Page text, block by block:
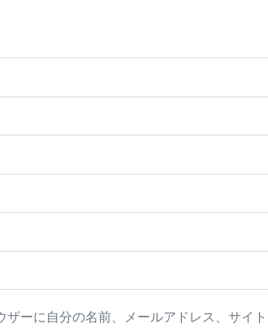
ーに自分の名前、メールアドレス、サイト